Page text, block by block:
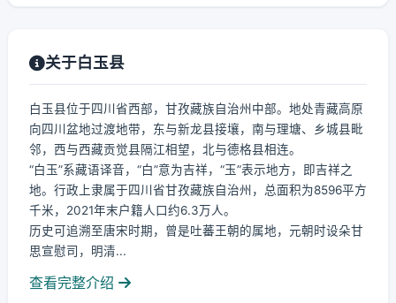
关于白玉县
白玉县位于四川省西部，甘孜藏族自治州中部。地处青藏高原
向四川盆地过渡地带，东与新龙县接壤，南与理塘、乡城县毗
邻，西与西藏贡觉县隔江相望，北与德格县相连。
“白玉”系藏语译音，“白”意为吉祥，“玉”表示地方，即吉祥之
地。行政上隶属于四川省甘孜藏族自治州，总面积为8596平方
千米，2021年末户籍人口约6.3万人。
历史可追溯至唐宋时期，曾是吐蕃王朝的属地，元朝时设朵甘
思宣慰司，明清...
查看完整介绍